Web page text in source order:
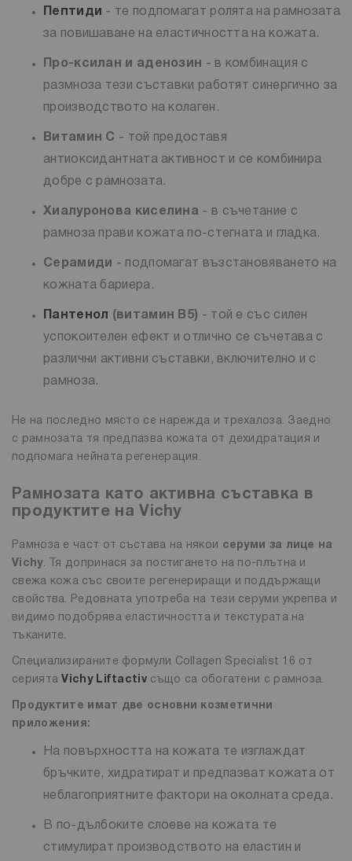
Пептиди - те подпомагат ролята на рамнозата
за повишаване на еластичността на кожата.
Про-ксилан и аденозин
- в комбинация с
размноза тези съставки работят синергично за
производството на колаген.
Витамин C - той предоставя
антиоксидантната активност и се комбинира
добре с рамнозата.
Хиалуронова киселина - в съчетание с
рамноза прави кожата по-стегната и гладка.
Серамиди
- подпомагат възстановяването на
кожната бариера.
Пантенол (витамин B5)
- той е със силен
успокоителен ефект и отлично се съчетава с
различни активни съставки, включително и с
рамноза.
Не на последно място се нарежда и трехалоза. Заедно
с рамнозата тя предпазва кожата от дехидратация и
подпомага нейната регенерация.
Рамнозата като активна съставка в
продуктите на Vichy
Рамноза е част от състава на някои серуми за лице на
Vichy. Тя допринася за постигането на по-плътна и
свежа кожа със своите регенериращи и поддържащи
свойства. Редовната употреба на тези серуми укрепва и
видимо подобрява еластичността и текстурата на
тъканите.
Специализираните формули Collagen Specialist 16 от
сериятаVichy Liftactivсъщо са обогатени с рамноза.
Продуктите имат две основни козметични
приложения:
На повърхността на кожата те изглаждат
бръчките, хидратират и предпазват кожата от
неблагоприятните фактори на околната среда.
В по-дълбоките слоеве на кожата те
стимулират производството на еластин и